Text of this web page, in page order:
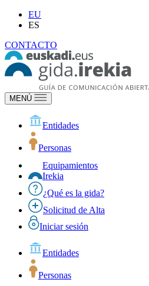
EU
ES
CONTACTO
MENÚ
Entidades
Personas
Equipamientos
Irekia
¿Qué es la gida?
Solicitud de Alta
Iniciar sesión
Entidades
Personas